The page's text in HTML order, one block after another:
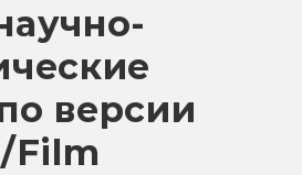
версии
Film